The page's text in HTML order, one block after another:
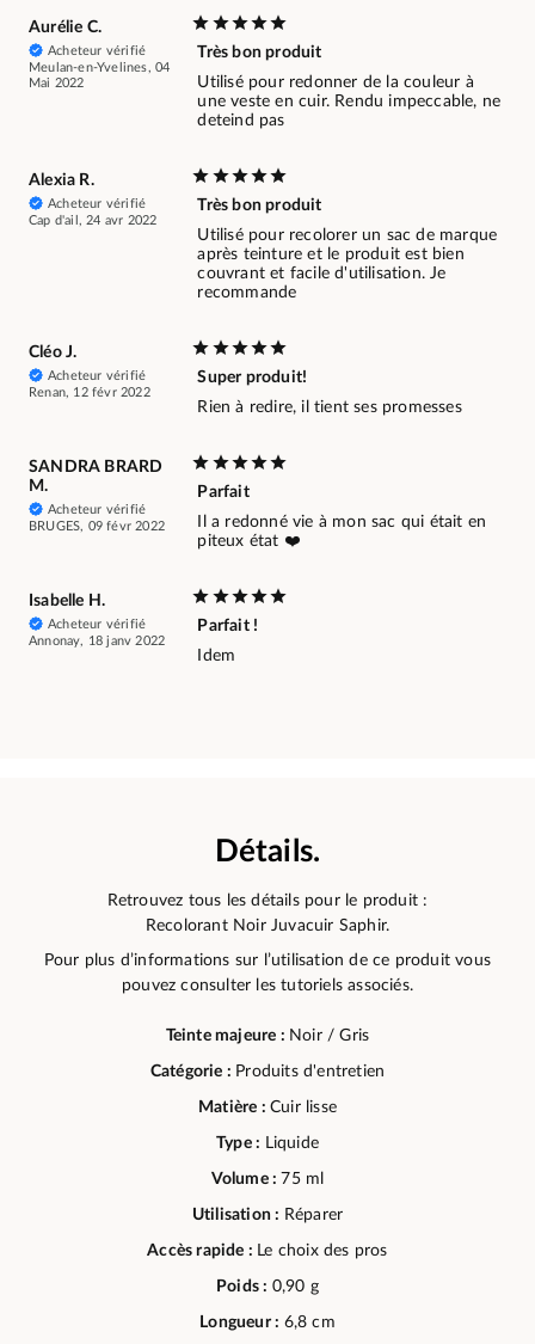
Aurélie C.
Acheteur vérifié
Meulan-en-Yvelines, 04
Mai 2022
Très bon produit
Utilisé pour redonner de la couleur à
une veste en cuir. Rendu impeccable, ne
deteind pas
Alexia R.
Acheteur vérifié
Cap d'ail, 24 avr 2022
Très bon produit
Utilisé pour recolorer un sac de marque
après teinture et le produit est bien
couvrant et facile d'utilisation. Je
recommande
Cléo J.
Acheteur vérifié
Renan, 12 févr 2022
Super produit!
Rien à redire, il tient ses promesses
SANDRA BRARD
M.
Acheteur vérifié
BRUGES, 09 févr 2022
Parfait
Il a redonné vie à mon sac qui était en
piteux état ❤️
Isabelle H.
Acheteur vérifié
Annonay, 18 janv 2022
Parfait !
Idem
Détails.
Retrouvez tous les détails pour le produit :
Recolorant Noir Juvacuir Saphir.
Pour plus d’informations sur l’utilisation de ce produit vous
pouvez consulter les tutoriels associés.
Teinte majeure : Noir / Gris
Catégorie : Produits d'entretien
Matière : Cuir lisse
Type : Liquide
Volume :75 ml
Utilisation : Réparer
Accès rapide : Le choix des pros
Poids : 0,90 g
Longueur : 6,8 cm